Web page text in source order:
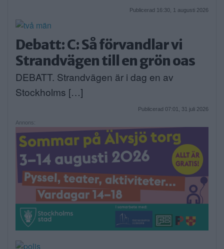
Publicerad 16:30, 1 augusti 2026
Debatt: C: Så förvandlar vi
Strandvägen till en grön oas
DEBATT. Strandvägen är i dag en av
Stockholms […]
Publicerad 07:01, 31 juli 2026
Annons: